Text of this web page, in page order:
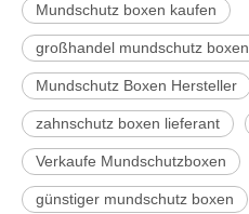
Mundschutz boxen kaufen
großhandel mundschutz boxen
Mundschutz Boxen Hersteller
zahnschutz boxen lieferant
Verkaufe Mundschutzboxen
günstiger mundschutz boxen